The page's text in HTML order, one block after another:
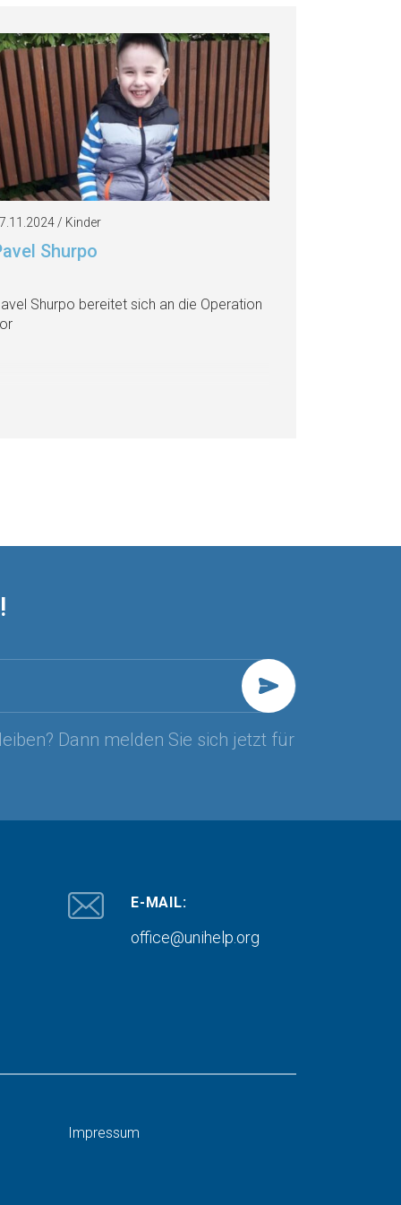
/ Kinder
Shurpo
Shurpo bereitet sich an die Operation
Dann melden Sie sich jetzt für
E-MAIL:
office@unihelp.org
Impressum